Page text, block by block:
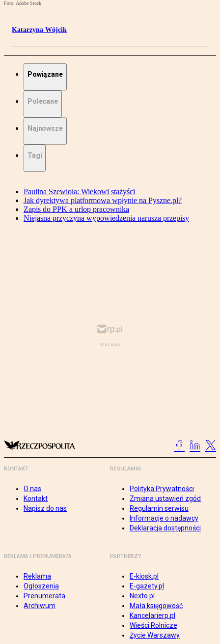
Foto: Adobe Stock
Katarzyna Wójcik
Powiązane
Polecane
Najnowsze
Tagi
Paulina Szewioła: Wiekowi stażyści
Jak dyrektywa platformowa wpłynie na Pyszne.pl?
Zapis do PPK a urlop pracownika
Niejasna przyczyna wypowiedzenia narusza przepisy
KONTAKT
O nas
Kontakt
Napisz do nas
REGULAMIN
Polityka Prywatności
Zmiana ustawień zgód
Regulamin serwisu
Informacje o nadawcy
Deklaracja dostępności
REKLAMA I PRENUMERATA
Reklama
Ogłoszenia
Prenumerata
Archiwum
PARTNERZY
E-kiosk.pl
E-gazety.pl
Nexto.pl
Mała księgowość
Kancelarierp.pl
Wieści Rolnicze
Życie Warszawy